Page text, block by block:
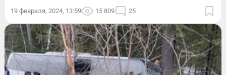
19 февраля, 2024, 13:59 15 809 25